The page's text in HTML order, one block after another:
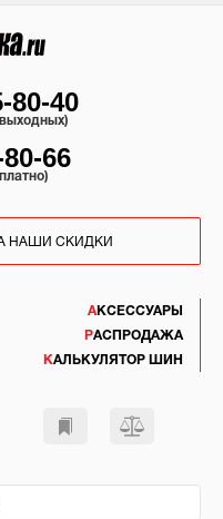
АКСЕССУАРЫ
РАСПРОДАЖА
КАЛЬКУЛЯТОР ШИН
80-40
66
НАШИ СКИДКИ